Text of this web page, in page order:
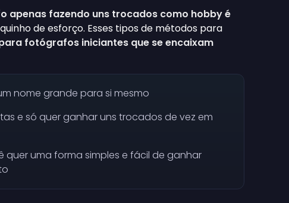
apenas fazendo uns trocados como hobby é
de esforço. Esses tipos de métodos para
fotógrafos iniciantes que se encaixam
nome grande para si mesmo
e só quer ganhar uns trocados de vez em
quer uma forma simples e fácil de ganhar